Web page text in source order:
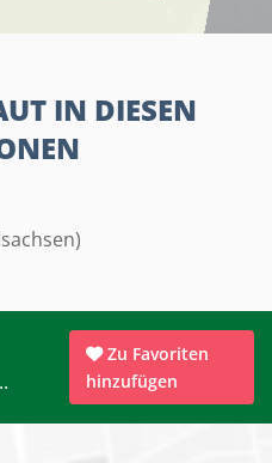
IN DIESEN
Zu Favoriten
hinzufügen